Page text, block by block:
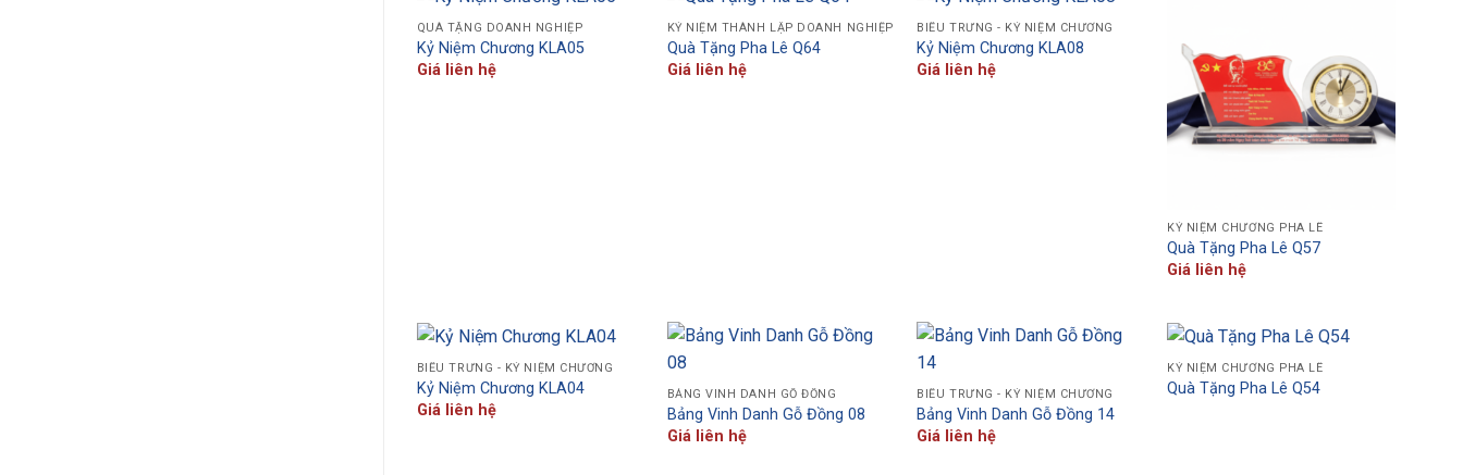
QUÀ TẶNG DOANH NGHIỆP
Kỷ Niệm Chương KLA05
Giá liên hệ
KỶ NIỆM THÀNH LẬP DOANH NGHIỆP
Quà Tặng Pha Lê Q64
Giá liên hệ
BIỂU TRƯNG - KỶ NIỆM CHƯƠNG
Kỷ Niệm Chương KLA08
Giá liên hệ
KỶ NIỆM CHƯƠNG PHA LÊ
Quà Tặng Pha Lê Q57
Giá liên hệ
BIỂU TRƯNG - KỶ NIỆM CHƯƠNG
Kỷ Niệm Chương KLA04
Giá liên hệ
BẢNG VINH DANH GỖ ĐỒNG
Bảng Vinh Danh Gỗ Đồng 08
Giá liên hệ
BIỂU TRƯNG - KỶ NIỆM CHƯƠNG
Bảng Vinh Danh Gỗ Đồng 14
Giá liên hệ
KỶ NIỆM CHƯƠNG PHA LÊ
Quà Tặng Pha Lê Q54